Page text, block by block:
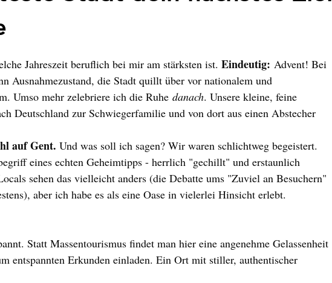
Jahreszeit beruflich bei mir am stärksten ist. Eindeutig: Advent! Bei
Ausnahmezustand, die Stadt quillt über vor nationalem und
Umso mehr zelebriere ich die Ruhe danach. Unsere kleine, feine
Deutschland zur Schwiegerfamilie und von dort aus einen Abstecher
auf Gent. Und was soll ich sagen? Wir waren schlichtweg begeistert.
eines echten Geheimtipps - herrlich "gechillt" und erstaunlich
sehen das vielleicht anders (die Debatte ums "Zuviel an Besuchern"
aber ich habe es als eine Oase in vielerlei Hinsicht erlebt.
Statt Massentourismus findet man hier eine angenehme Gelassenheit
entspannten Erkunden einladen. Ein Ort mit stiller, authentischer